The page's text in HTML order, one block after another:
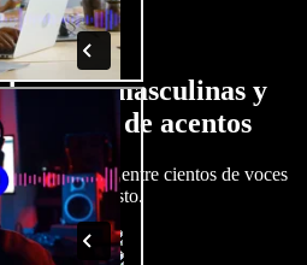
voces masculinas y
todo tipo de acentos
igual. Elige entre cientos de voces
a tu gusto.